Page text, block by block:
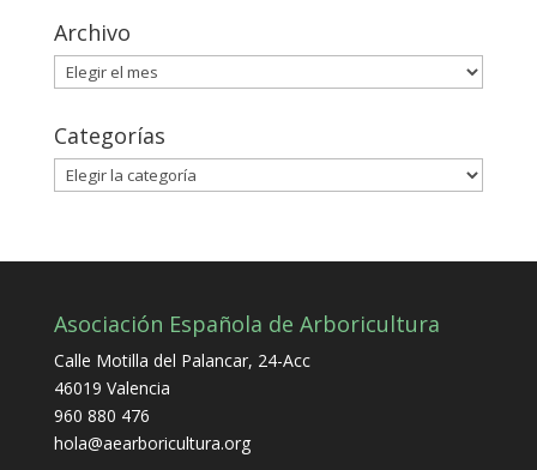
Archivo
Archivo
Categorías
Categorías
Asociación Española de Arboricultura
Calle Motilla del Palancar, 24-Acc
46019 Valencia
960 880 476
hola@aearboricultura.org